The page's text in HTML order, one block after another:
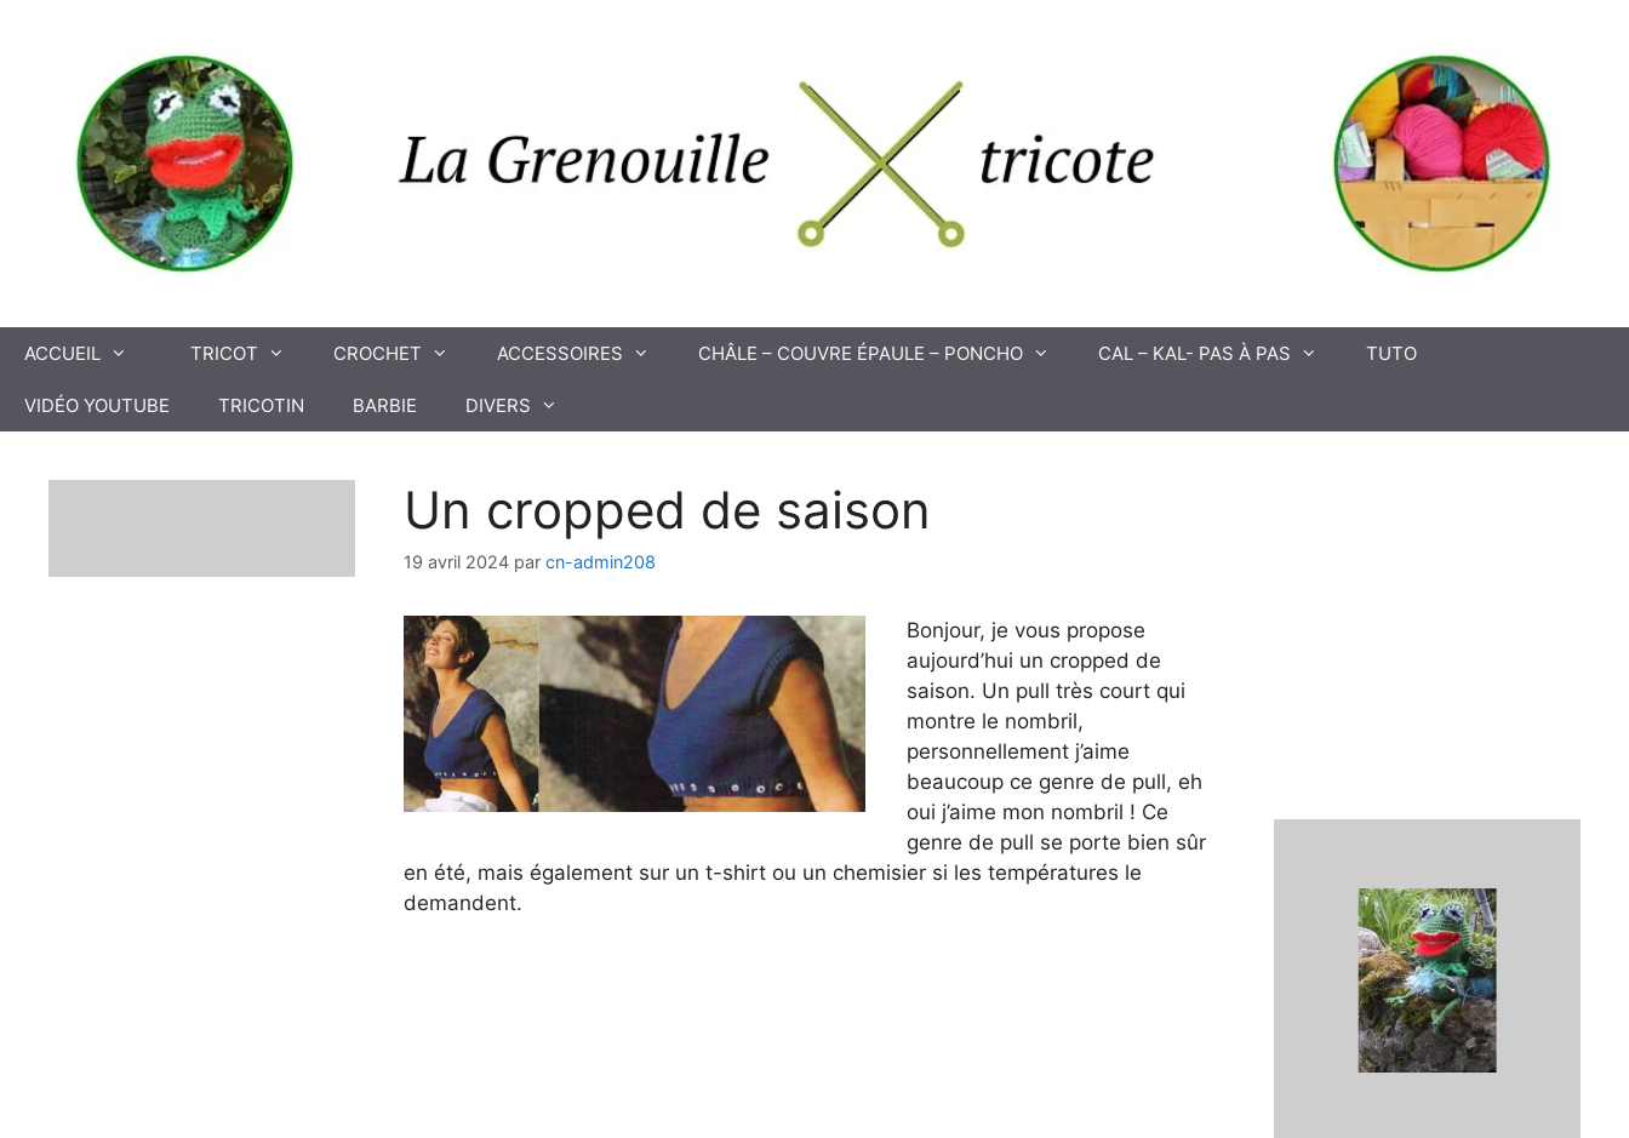
ACCUEIL TRICOT CROCHET ACCESSOIRES CHÂLE – COUVRE ÉPAULE – PONCHO CAL – KAL- PAS À PAS TUTO
VIDÉO YOUTUBE TRICOTIN BARBIE DIVERS
Un cropped de saison
19 avril 2024 par cn-admin208
Bonjour, je vous propose
aujourd’hui un cropped de
saison. Un pull très court qui
montre le nombril,
personnellement j’aime
beaucoup ce genre de pull, eh
oui j’aime mon nombril ! Ce
genre de pull se porte bien sûr
en été, mais également sur un t-shirt ou un chemisier si les températures le
demandent.